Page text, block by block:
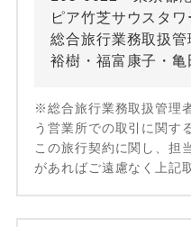
ピア竹芝サウスタワ
総合旅行業務取扱
裕樹・福富康子・亀
※総合旅行業務取扱管理
う営業所での取引に関す
この旅行契約に関し、担
があればご遠慮なく上記